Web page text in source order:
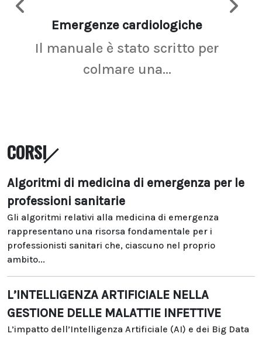
Emergenze cardiologiche
Il manuale è stato scritto per
colmare una...
CORSI
Algoritmi di medicina di emergenza per le
professioni sanitarie
Gli algoritmi relativi alla medicina di emergenza
rappresentano una risorsa fondamentale per i
professionisti sanitari che, ciascuno nel proprio
ambito...
L’INTELLIGENZA ARTIFICIALE NELLA
GESTIONE DELLE MALATTIE INFETTIVE
L’impatto dell’Intelligenza Artificiale (AI) e dei Big Data